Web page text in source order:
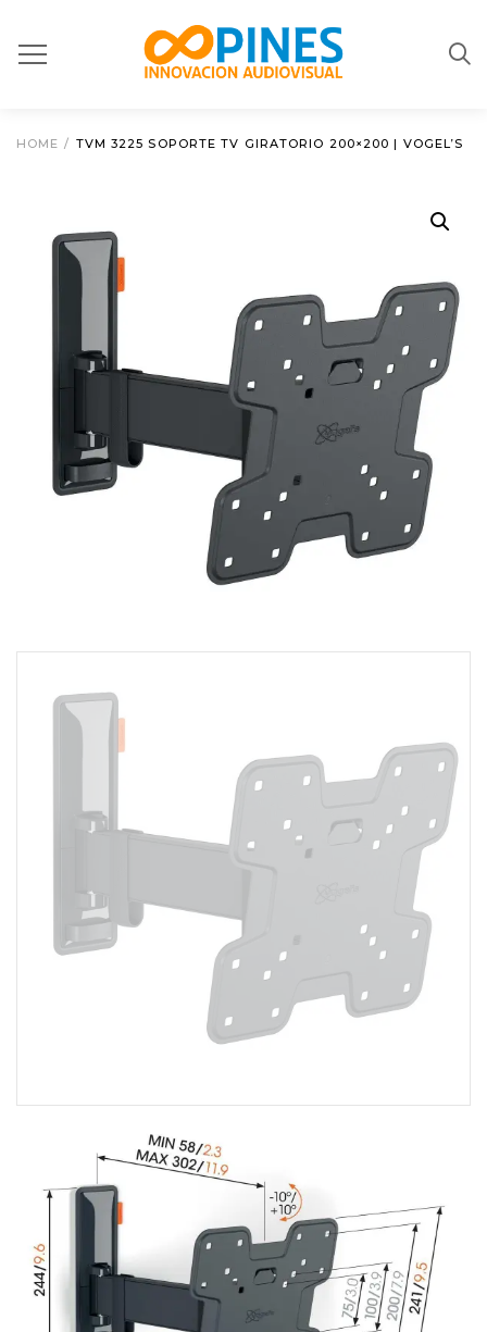
HOME / TVM 3225 SOPORTE TV GIRATORIO 200×200 | VOGEL’S